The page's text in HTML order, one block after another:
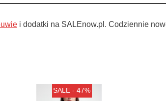
i dodatki na SALEnow.pl. Codziennie
SALE - 47%